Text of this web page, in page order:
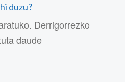
duzu?
Derrigorrezko
daude